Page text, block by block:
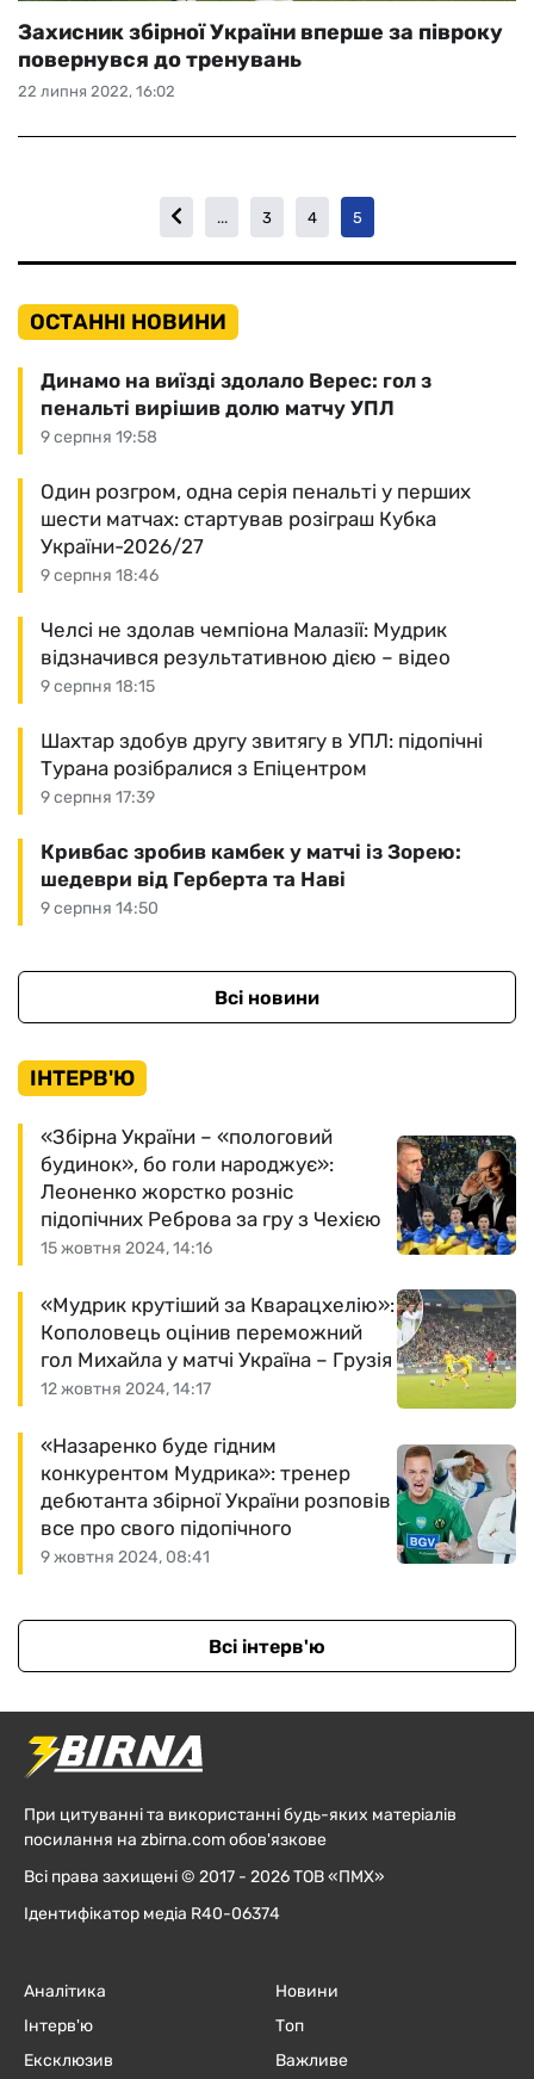
22 липня 2022, 16:02
Захисник збірної України вперше за півроку
повернувся до тренувань
... 3 4 5
ОСТАННІ НОВИНИ
9 серпня 19:58
Динамо на виїзді здолало Верес: гол з
пенальті вирішив долю матчу УПЛ
9 серпня 18:46
Один розгром, одна серія пенальті у перших
шести матчах: стартував розіграш Кубка
України-2026/27
9 серпня 18:15
Челсі не здолав чемпіона Малазії: Мудрик
відзначився результативною дією – відео
9 серпня 17:39
Шахтар здобув другу звитягу в УПЛ: підопічні
Турана розібралися з Епіцентром
9 серпня 14:50
Кривбас зробив камбек у матчі із Зорею:
шедеври від Герберта та Наві
Всі новини
ІНТЕРВ'Ю
15 жовтня 2024, 14:16
«Збірна України – «пологовий
будинок», бо голи народжує»:
Леоненко жорстко розніс
підопічних Реброва за гру з Чехією
12 жовтня 2024, 14:17
«Мудрик крутіший за Кварацхелію»:
Кополовець оцінив переможний
гол Михайла у матчі Україна – Грузія
9 жовтня 2024, 08:41
«Назаренко буде гідним
конкурентом Мудрика»: тренер
дебютанта збірної України розповів
все про свого підопічного
Всі інтерв'ю
При цитуванні та використанні будь-яких матеріалів
посилання на zbirna.com обов'язкове
Всі права захищені © 2017 - 2026 ТОВ «ПМХ»
Ідентифікатор медіа R40-06374
Аналітика
Інтерв'ю
Ексклюзив
Новини
Топ
Важливе